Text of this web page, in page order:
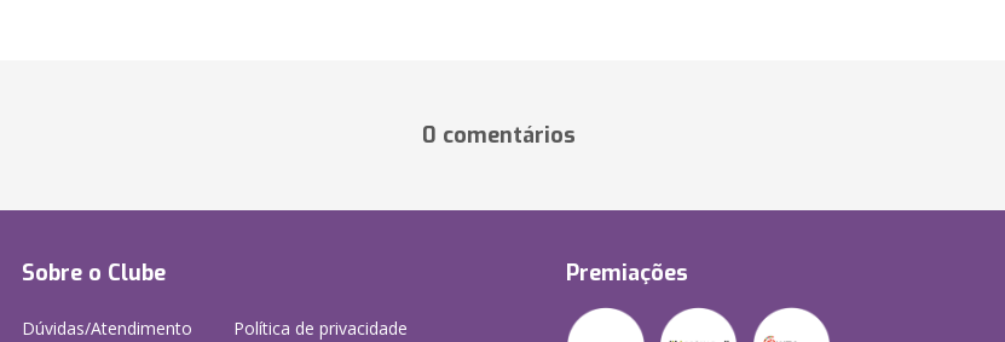
0 comentários
Sobre o Clube
Dúvidas/Atendimento Política de privacidade
Premiações